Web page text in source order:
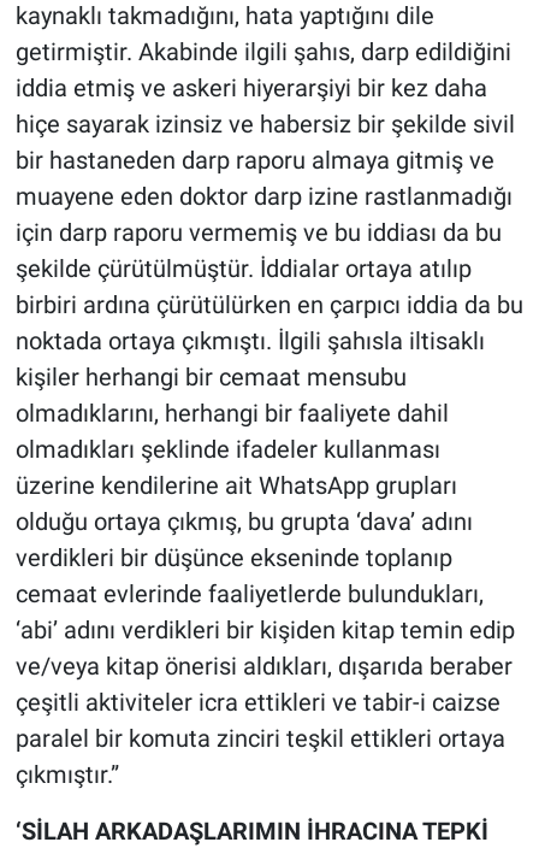
kaynaklı takmadığını, hata yaptığını dile
getirmiştir. Akabinde ilgili şahıs, darp edildiğini
iddia etmiş ve askeri hiyerarşiyi bir kez daha
hiçe sayarak izinsiz ve habersiz bir şekilde sivil
bir hastaneden darp raporu almaya gitmiş ve
muayene eden doktor darp izine rastlanmadığı
için darp raporu vermemiş ve bu iddiası da bu
şekilde çürütülmüştür. İddialar ortaya atılıp
birbiri ardına çürütülürken en çarpıcı iddia da bu
noktada ortaya çıkmıştı. İlgili şahısla iltisaklı
kişiler herhangi bir cemaat mensubu
olmadıklarını, herhangi bir faaliyete dahil
olmadıkları şeklinde ifadeler kullanması
üzerine kendilerine ait WhatsApp grupları
olduğu ortaya çıkmış, bu grupta ‘dava’ adını
verdikleri bir düşünce ekseninde toplanıp
cemaat evlerinde faaliyetlerde bulundukları,
‘abi’ adını verdikleri bir kişiden kitap temin edip
ve/veya kitap önerisi aldıkları, dışarıda beraber
çeşitli aktiviteler icra ettikleri ve tabir-i caizse
paralel bir komuta zinciri teşkil ettikleri ortaya
çıkmıştır.”
‘SİLAH ARKADAŞLARIMIN İHRACINA TEPKİ